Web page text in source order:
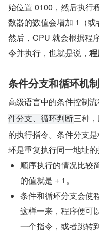
始位置 0100，然后执行
数器的数值会增加 1（或
然后，CPU 就会根据程
令并执行，也就是说，
条件分支和循环机制
高级语言中的条件控制流
件分支、循环判断三种
的执行指令。条件分支
环是重复执行同一地址的
顺序执行的情况比较
的值就是 + 1。
条件和循环分支会使
这样一来，程序便可
一个指令，或者跳转